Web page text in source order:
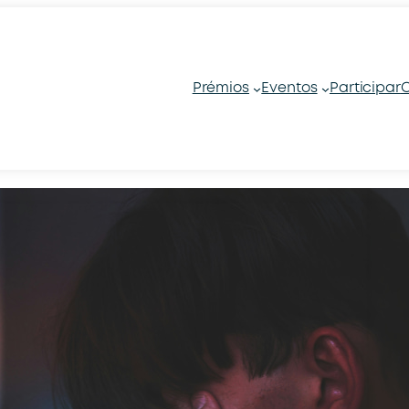
Prémios Eventos Participar